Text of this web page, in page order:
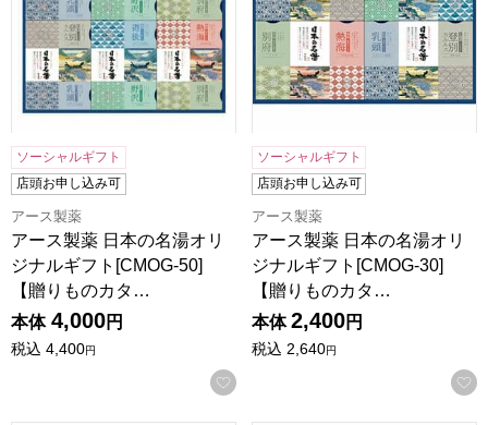
ソーシャルギフト
店頭お申し込み可
アース製薬
アース製薬 日本の名湯オリ
ジナルギフト[CMOG-50]
【贈りものカタ…
本体 4,000円
税込 4,400円
お気に入りに登録する
ソーシャルギフト
店頭お申し込み可
アース製薬
アース製薬 日本の名湯オリ
ジナルギフト[CMOG-30]
【贈りものカタ…
本体 2,400円
税込 2,640円